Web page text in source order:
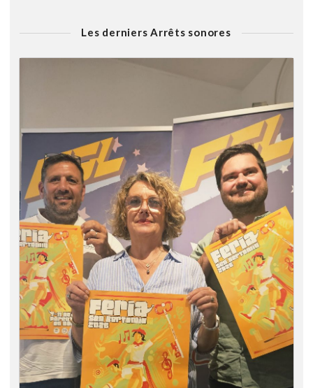
Les derniers Arrêts sonores